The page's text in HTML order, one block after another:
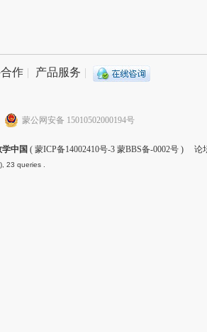
作 | 产品服务 |
蒙公网安备 15010502000194号
中国 ( 蒙ICP备14002410号-3 蒙BBS备-0002号 ) 论坛
23 queries .